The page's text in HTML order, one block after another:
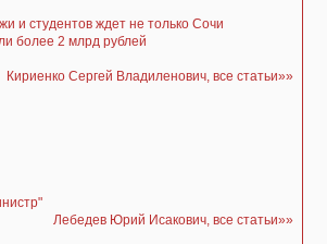
и студентов ждет не только Сочи
более 2 млрд рублей
Кириенко Сергей Владиленович, все статьи»»
Лебедев Юрий Исакович, все статьи»»